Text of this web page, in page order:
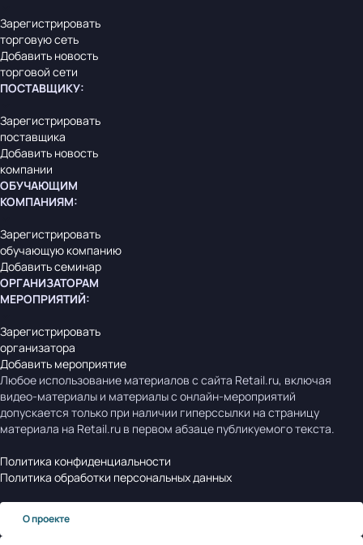
Зарегистрировать
торговую сеть
Добавить новость
торговой сети
ПОСТАВЩИКУ:
Зарегистрировать
поставщика
Добавить новость
компании
ОБУЧАЮЩИМ
КОМПАНИЯМ:
Зарегистрировать
обучающую компанию
Добавить семинар
ОРГАНИЗАТОРАМ
МЕРОПРИЯТИЙ:
Зарегистрировать
организатора
Добавить мероприятие
Любое использование материалов с сайта Retail.ru, включая
видео-материалы и материалы с онлайн-мероприятий
допускается только при наличии гиперссылки на страницу
материала на Retail.ru в первом абзаце публикуемого текста.
Политика конфиденциальности
Политика обработки персональных данных
О проекте